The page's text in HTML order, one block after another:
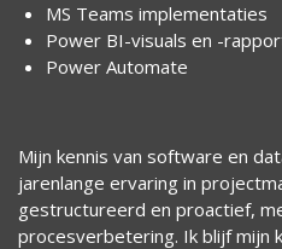
MS Teams implementaties
Power BI-visuals en -
Power Automate
Mijn kennis van software en
jarenlange ervaring in
gestructureerd en proactief,
procesverbetering. Ik blijf mijn